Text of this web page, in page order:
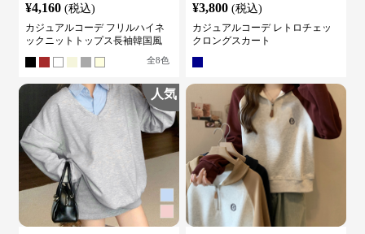
¥4,160 (税込)
カジュアルコーデ フリルハイネ
ックニットトップス長袖韓国風
全8色
¥3,800 (税込)
カジュアルコーデ レトロチェッ
クロングスカート
人気